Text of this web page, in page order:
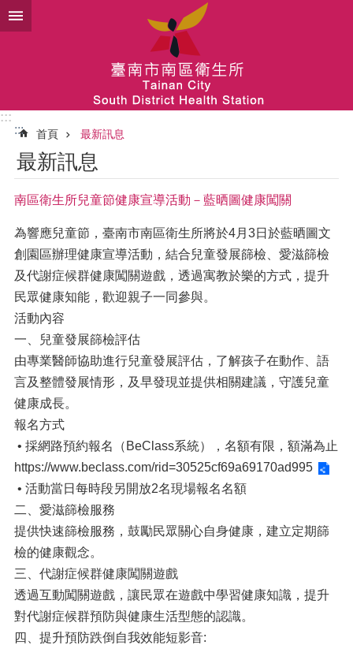
跳到主要內容區塊
:::
:::
首頁 最新訊息
最新訊息
南區衛生所兒童節健康宣導活動－藍晒圖健康闖關
為響應兒童節，臺南市南區衛生所將於4月3日於藍晒圖文
創園區辦理健康宣導活動，結合兒童發展篩檢、愛滋篩檢
及代謝症候群健康闖關遊戲，透過寓教於樂的方式，提升
民眾健康知能，歡迎親子一同參與。
活動內容
一、兒童發展篩檢評估
由專業醫師協助進行兒童發展評估，了解孩子在動作、語
言及整體發展情形，及早發現並提供相關建議，守護兒童
健康成長。
報名方式
• 採網路預約報名（BeClass系統），名額有限，額滿為止
https://www.beclass.com/rid=30525cf69a69170ad995
• 活動當日每時段另開放2名現場報名名額
二、愛滋篩檢服務
提供快速篩檢服務，鼓勵民眾關心自身健康，建立定期篩
檢的健康觀念。
三、代謝症候群健康闖關遊戲
透過互動闖關遊戲，讓民眾在遊戲中學習健康知識，提升
對代謝症候群預防與健康生活型態的認識。
四、提升預防跌倒自我效能短影音: